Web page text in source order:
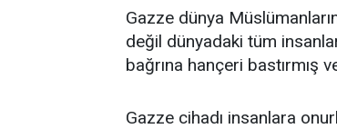
Gazze dünya
değil dünyadaki tüm
bağrına hançeri bastırmış
Gazze cihadı insanlara